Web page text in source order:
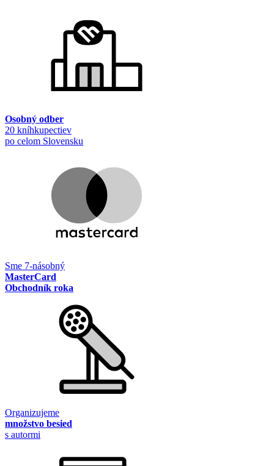
Osobný odber
20 kníhkupectiev
po celom Slovensku
Sme 7-násobný
MasterCard
Obchodník roka
Organizujeme
množstvo besied
s autormi